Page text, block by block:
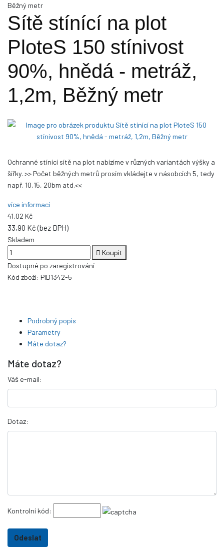
Běžný metr
Sítě stínící na plot
PloteS 150 stínivost
90%, hnědá - metráž,
1,2m, Běžný metr
Ochranné stínící sítě na plot nabízíme v různých variantách výšky a
šířky. >> Počet běžných metrů prosím vkládejte v násobcích 5, tedy
např. 10,15, 20bm atd.<<
více informací
41,02 Kč
33,90 Kč (bez DPH)
Skladem
Koupit
Dostupné po zaregistrování
Kód zboží: PID1342-5
Podrobný popis
Parametry
Máte dotaz?
Máte dotaz?
Váš e-mail:
Dotaz:
Kontrolní kód: